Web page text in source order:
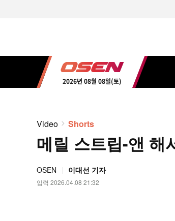
2026년 08월 08일(토)
Video Shorts
메릴 스트립-앤 해
OSEN 이대선 기자
입력 2026.04.08 21:32